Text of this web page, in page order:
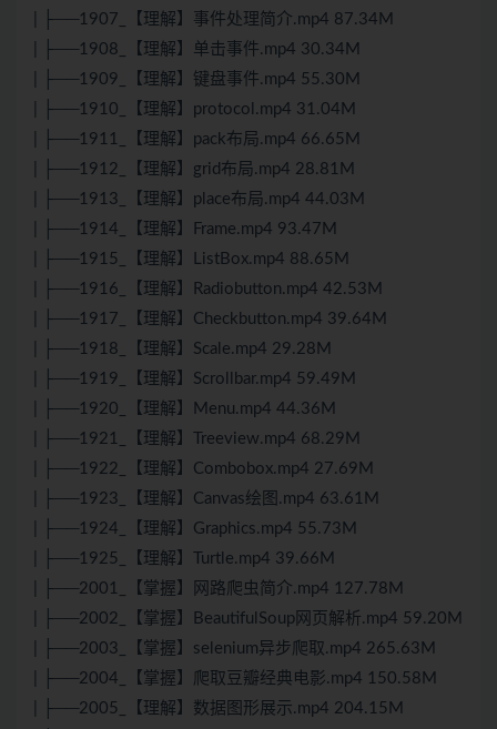
| ├──1907_【理解】事件处理简介.mp4 87.34M
| ├──1908_【理解】单击事件.mp4 30.34M
| ├──1909_【理解】键盘事件.mp4 55.30M
| ├──1910_【理解】protocol.mp4 31.04M
| ├──1911_【理解】pack布局.mp4 66.65M
| ├──1912_【理解】grid布局.mp4 28.81M
| ├──1913_【理解】place布局.mp4 44.03M
| ├──1914_【理解】Frame.mp4 93.47M
| ├──1915_【理解】ListBox.mp4 88.65M
| ├──1916_【理解】Radiobutton.mp4 42.53M
| ├──1917_【理解】Checkbutton.mp4 39.64M
| ├──1918_【理解】Scale.mp4 29.28M
| ├──1919_【理解】Scrollbar.mp4 59.49M
| ├──1920_【理解】Menu.mp4 44.36M
| ├──1921_【理解】Treeview.mp4 68.29M
| ├──1922_【理解】Combobox.mp4 27.69M
| ├──1923_【理解】Canvas绘图.mp4 63.61M
| ├──1924_【理解】Graphics.mp4 55.73M
| ├──1925_【理解】Turtle.mp4 39.66M
| ├──2001_【掌握】网路爬虫简介.mp4 127.78M
| ├──2002_【掌握】BeautifulSoup网页解析.mp4 59.20M
| ├──2003_【掌握】selenium异步爬取.mp4 265.63M
| ├──2004_【掌握】爬取豆瓣经典电影.mp4 150.58M
| ├──2005_【理解】数据图形展示.mp4 204.15M